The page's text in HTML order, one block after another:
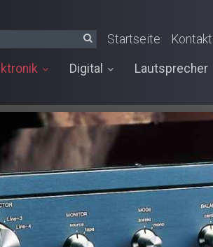
Startseite Kontakt
Digital Lautsprecher